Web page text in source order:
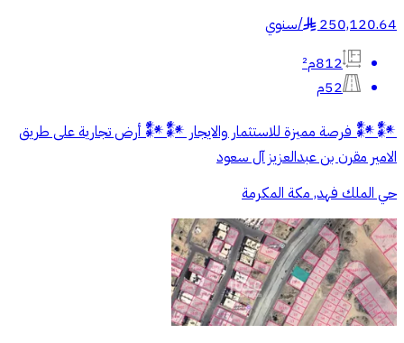
250,120.64
§
/سنوي
812م²
52م
𒀯𒀯 فرصة مميزة للاستثمار والايجار 𒀯𒀯 أرض تجارية على طريق
الامير مقرن بن عبدالعزيز آل سعود
حي الملك فهد, مكة المكرمة